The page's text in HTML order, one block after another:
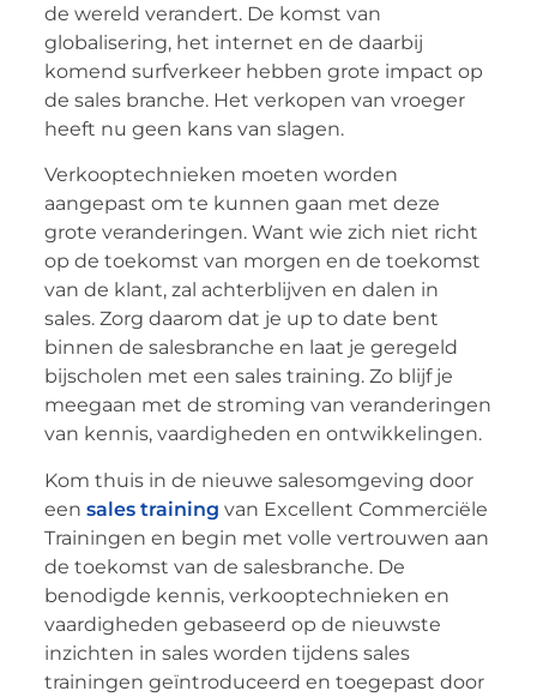
de wereld verandert. De komst van
globalisering, het internet en de daarbij
komend surfverkeer hebben grote impact op
de sales branche. Het verkopen van vroeger
heeft nu geen kans van slagen.
Verkooptechnieken moeten worden
aangepast om te kunnen gaan met deze
grote veranderingen. Want wie zich niet richt
op de toekomst van morgen en de toekomst
van de klant, zal achterblijven en dalen in
sales. Zorg daarom dat je up to date bent
binnen de salesbranche en laat je geregeld
bijscholen met een sales training. Zo blijf je
meegaan met de stroming van veranderingen
van kennis, vaardigheden en ontwikkelingen.
Kom thuis in de nieuwe salesomgeving door
een sales training van Excellent Commerciële
Trainingen en begin met volle vertrouwen aan
de toekomst van de salesbranche. De
benodigde kennis, verkooptechnieken en
vaardigheden gebaseerd op de nieuwste
inzichten in sales worden tijdens sales
trainingen geïntroduceerd en toegepast door